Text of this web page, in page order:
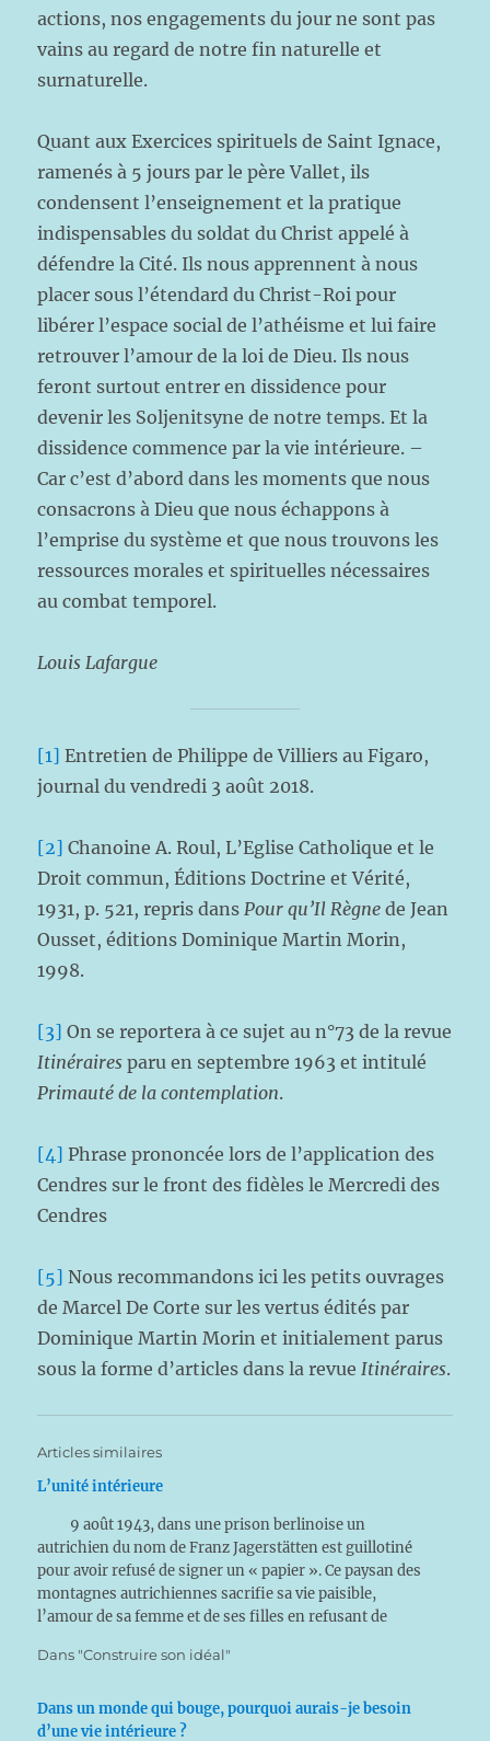
actions, nos engagements du jour ne sont pas
vains au regard de notre fin naturelle et
surnaturelle.
Quant aux Exercices spirituels de Saint Ignace,
ramenés à 5 jours par le père Vallet, ils
condensent l’enseignement et la pratique
indispensables du soldat du Christ appelé à
défendre la Cité. Ils nous apprennent à nous
placer sous l’étendard du Christ-Roi pour
libérer l’espace social de l’athéisme et lui faire
retrouver l’amour de la loi de Dieu. Ils nous
feront surtout entrer en dissidence pour
devenir les Soljenitsyne de notre temps. Et la
dissidence commence par la vie intérieure. –
Car c’est d’abord dans les moments que nous
consacrons à Dieu que nous échappons à
l’emprise du système et que nous trouvons les
ressources morales et spirituelles nécessaires
au combat temporel.
Louis Lafargue
[1] Entretien de Philippe de Villiers au Figaro,
journal du vendredi 3 août 2018.
[2] Chanoine A. Roul, L’Eglise Catholique et le
Droit commun, Éditions Doctrine et Vérité,
1931, p. 521, repris dansPour qu’Il Règne de Jean
Ousset, éditions Dominique Martin Morin,
1998.
[3] On se reportera à ce sujet au n°73 de la revue
Itinéraires paru en septembre 1963 et intitulé
Primauté de la contemplation.
[4] Phrase prononcée lors de l’application des
Cendres sur le front des fidèles le Mercredi des
Cendres
[5] Nous recommandons ici les petits ouvrages
de Marcel De Corte sur les vertus édités par
Dominique Martin Morin et initialement parus
sous la forme d’articles dans la revueItinéraires.
Articles similaires
L’unité intérieure
9 août 1943, dans une prison berlinoise un
autrichien du nom de Franz Jagerstätten est guillotiné
pour avoir refusé de signer un « papier ». Ce paysan des
montagnes autrichiennes sacrifie sa vie paisible,
l’amour de sa femme et de ses filles en refusant de
Dans "Construire son idéal"
Dans un monde qui bouge, pourquoi aurais-je besoin
d’une vie intérieure ?